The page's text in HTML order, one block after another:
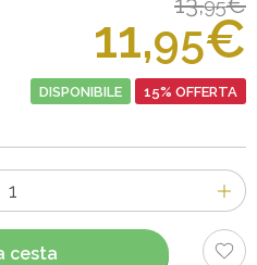
95
11,95€
DISPONIBILE 15% OFFERTA
cesta